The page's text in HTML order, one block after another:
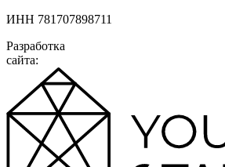
ИНН 781707898711
Разработка
сайта: